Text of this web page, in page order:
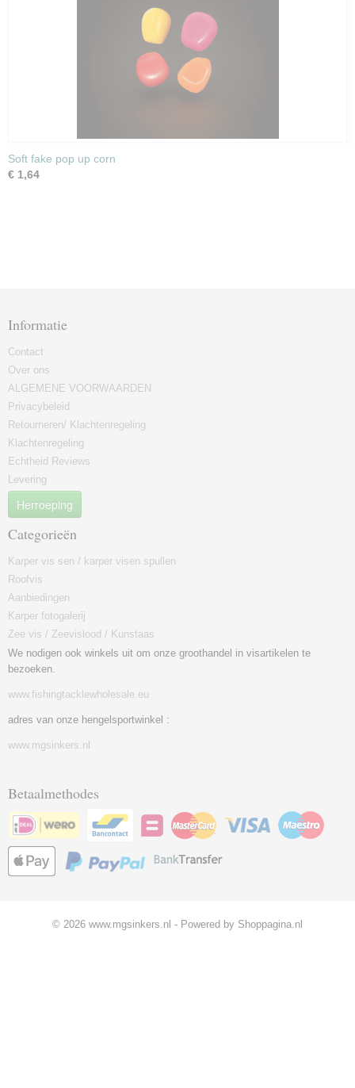
Soft fake pop up corn
€ 1,64
Informatie
Contact
Over ons
ALGEMENE VOORWAARDEN
Privacybeleid
Retourneren/ Klachtenregeling
Klachtenregeling
Echtheid Reviews
Levering
Herroeping
Categorieën
Karper vis sen / karper visen spullen
Roofvis
Aanbiedingen
Karper fotogalerij
Zee vis / Zeevislood / Kunstaas
We nodigen ook winkels uit om onze groothandel in visartikelen te
bezoeken.
www.fishingtacklewholesale.eu
adres van onze hengelsportwinkel :
www.mgsinkers.nl
Betaalmethodes
© 2026 www.mgsinkers.nl - Powered by Shoppagina.nl